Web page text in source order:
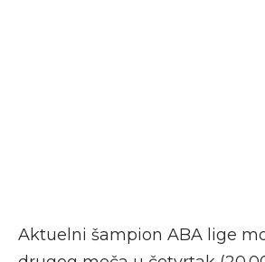
Aktuelni šampion ABA lige